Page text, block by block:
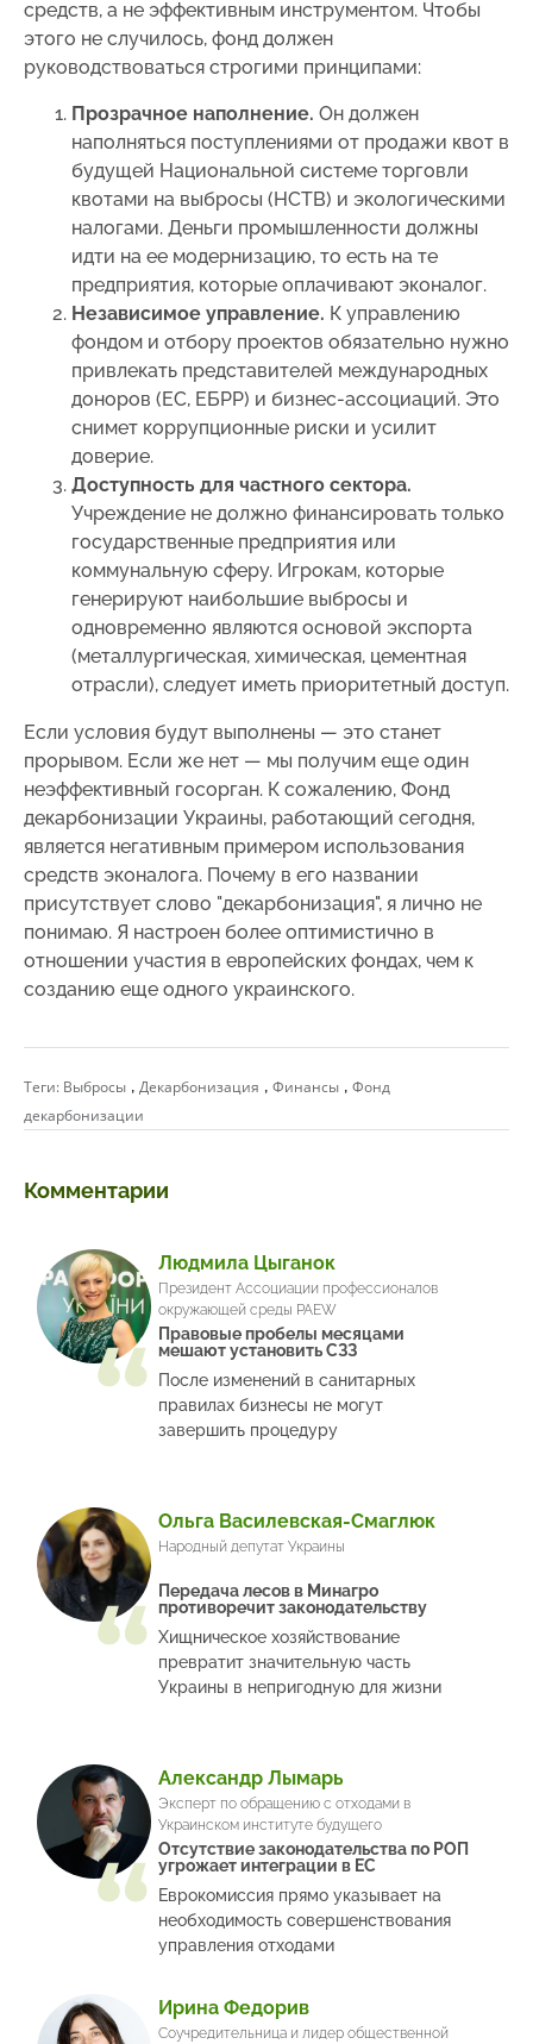
средств, а не эффективным инструментом. Чтобы
этого не случилось, фонд должен
руководствоваться строгими принципами:
Прозрачное наполнение. Он должен
наполняться поступлениями от продажи квот в
будущей Национальной системе торговли
квотами на выбросы (НСТВ) и экологическими
налогами. Деньги промышленности должны
идти на ее модернизацию, то есть на те
предприятия, которые оплачивают эконалог.
Независимое управление. К управлению
фондом и отбору проектов обязательно нужно
привлекать представителей международных
доноров (ЕС, ЕБРР) и бизнес-ассоциаций. Это
снимет коррупционные риски и усилит
доверие.
Доступность для частного сектора.
Учреждение не должно финансировать только
государственные предприятия или
коммунальную сферу. Игрокам, которые
генерируют наибольшие выбросы и
одновременно являются основой экспорта
(металлургическая, химическая, цементная
отрасли), следует иметь приоритетный доступ.
Если условия будут выполнены — это станет
прорывом. Если же нет — мы получим еще один
неэффективный госорган. К сожалению, Фонд
декарбонизации Украины, работающий сегодня,
является негативным примером использования
средств эконалога. Почему в его названии
присутствует слово "декарбонизация", я лично не
понимаю. Я настроен более оптимистично в
отношении участия в европейских фондах, чем к
созданию еще одного украинского.
Теги: Выбросы , Декарбонизация , Финансы , Фонд
декарбонизации
Комментарии
Людмила Цыганок
Президент Ассоциации профессионалов
окружающей среды PAEW
Правовые пробелы месяцами
мешают установить СЗЗ
После изменений в санитарных
правилах бизнесы не могут
завершить процедуру
Ольга Василевская-Смаглюк
Народный депутат Украины
Передача лесов в Минагро
противоречит законодательству
Хищническое хозяйствование
превратит значительную часть
Украины в непригодную для жизни
Александр Лымарь
Эксперт по обращению с отходами в
Украинском институте будущего
Отсутствие законодательства по РОП
угрожает интеграции в ЕС
Еврокомиссия прямо указывает на
необходимость совершенствования
управления отходами
Ирина Федорив
Соучредительница и лидер общественной